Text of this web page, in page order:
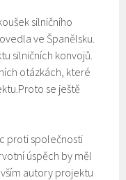
silničního
ve Španělsku.
silničních konvojů.
otázkách, které
se ještě
proti společnosti
úspěch by měl
autory projektu